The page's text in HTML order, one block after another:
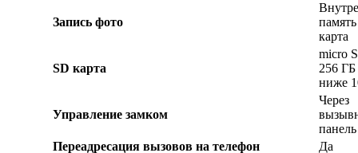
Запись фото
карта
SD карта
micro
256 ГБ
ниже
Управление замком
Через
панель
Переадресация вызовов на телефон
Да